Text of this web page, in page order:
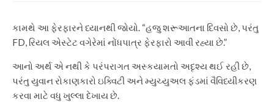
કામથે આ ફેરફારને ધ્યાનથી જોયો. “હજુ શરૂઆતના દિવસો છે, પરંતુ
FD, રિયલ એસ્ટેટ વગેરેમાં નોંધપાત્ર ફેરફારો આવી રહ્યા છે.”
આનો અર્થ એ નથી કે પરંપરાગત અસ્કયામતો અદૃશ્ય થઈ રહી છે,
પરંતુ યુવાન રોકાણકારો ઇક્વિટી અને મ્યુચ્યુઅલ ફંડમાં વૈવિધ્યીકરણ
કરવા માટે વધુ ખુલ્લા દેખાય છે.